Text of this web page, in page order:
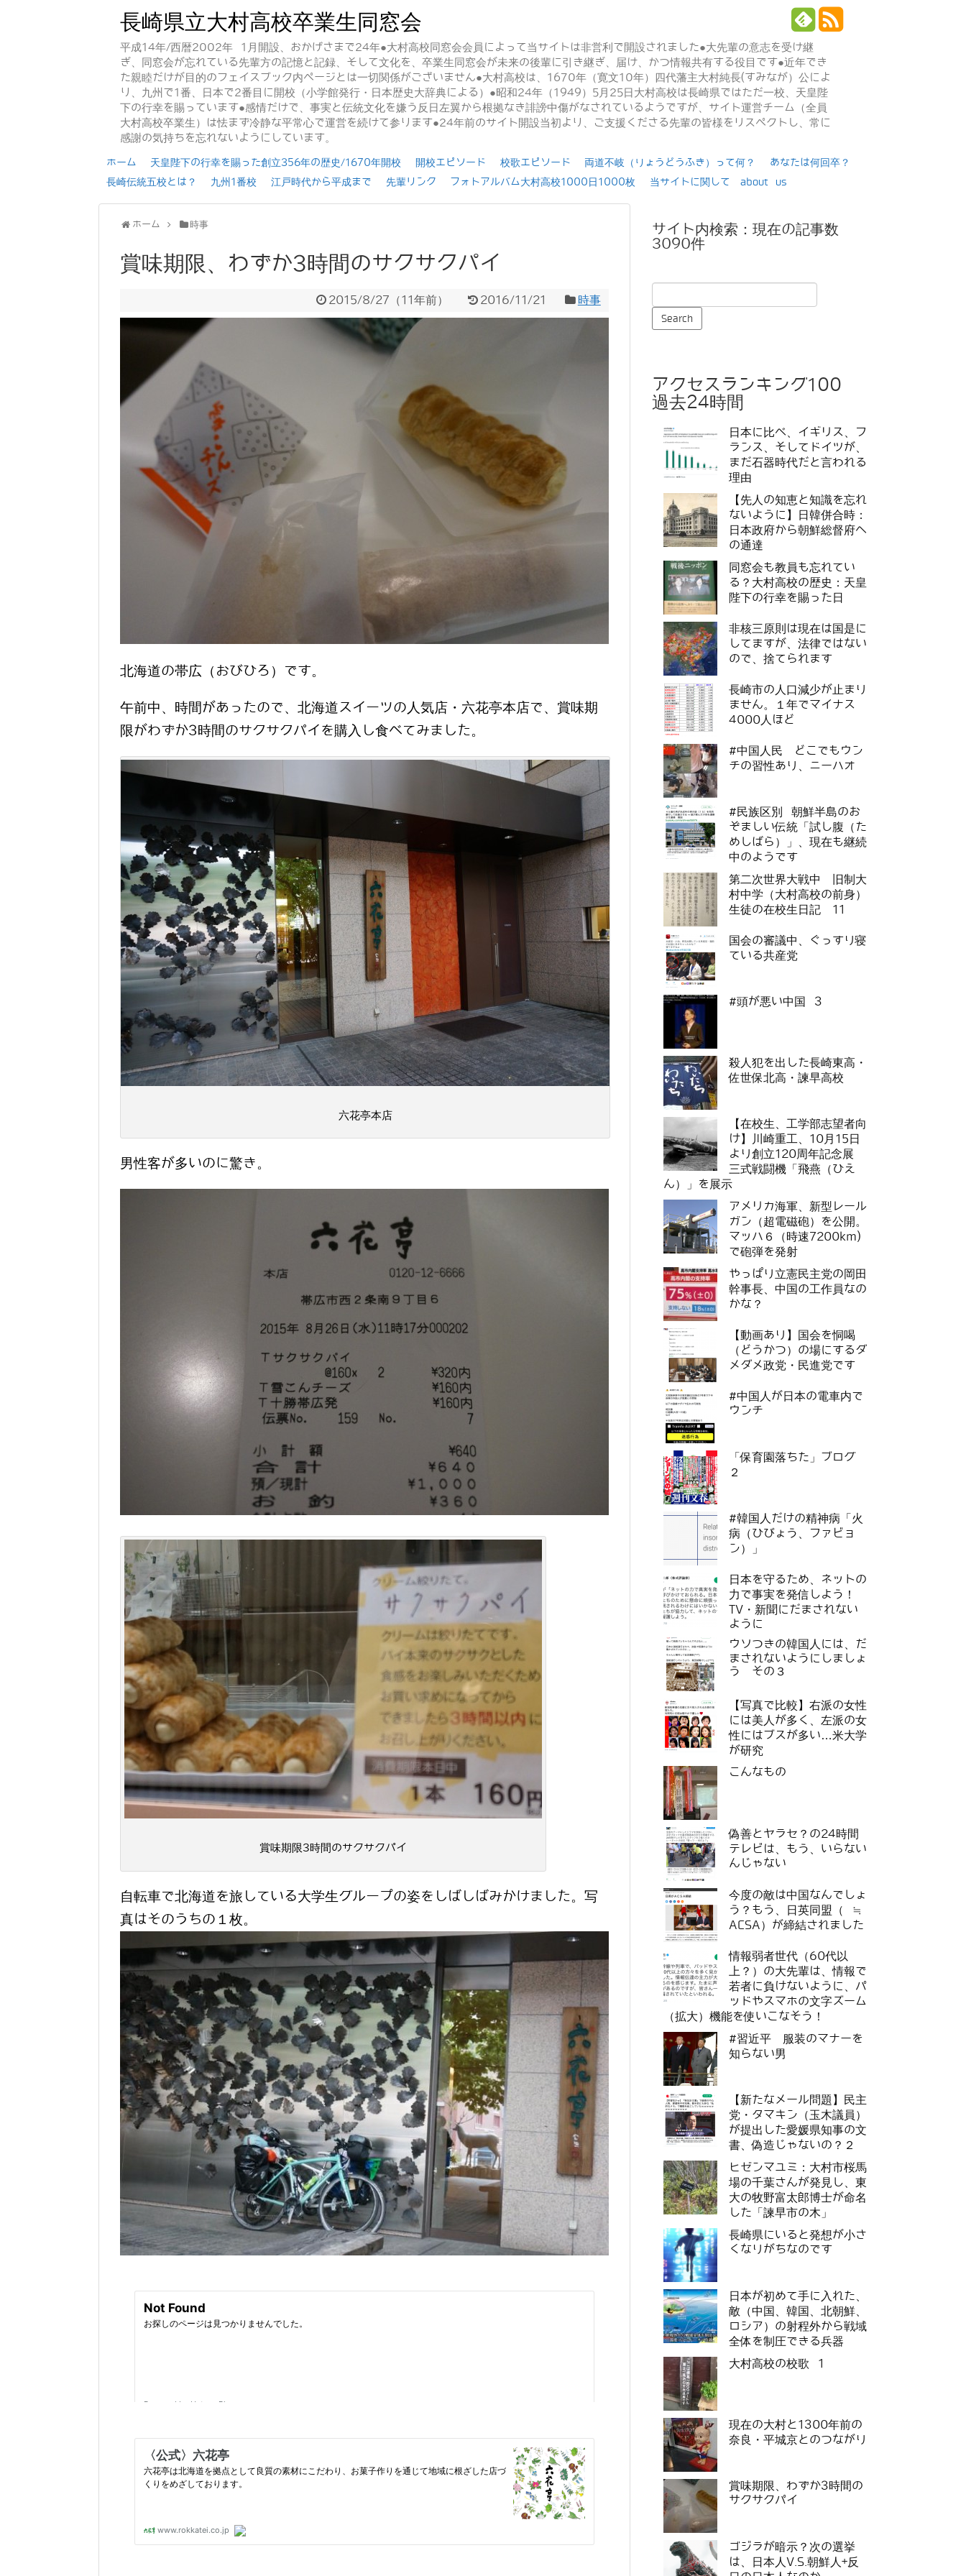
長崎県立大村高校卒業生同窓会
平成14年/西暦2002年 1月開設、おかげさまで24年●大村高校同窓会会員によって当サイトは非営利で開設されました●大先輩の意志を受け継
ぎ、同窓会が忘れている先輩方の記憶と記録、そして文化を、卒業生同窓会が未来の後輩に引き継ぎ、届け、かつ情報共有する役目です●近年でき
た親睦だけが目的のフェイスブック内ページとは一切関係がございません●大村高校は、1670年（寛文10年）四代藩主大村純長(すみなが）公によ
り、九州で1番、日本で2番目に開校（小学館発行・日本歴史大辞典による）●昭和24年（1949）5月25日大村高校は長崎県ではただ一校、天皇陛
下の行幸を賜っています●感情だけで、事実と伝統文化を嫌う反日左翼から根拠なき誹謗中傷がなされているようですが、サイト運営チーム（全員
大村高校卒業生）は怯まず冷静な平常心で運営を続けて参ります●24年前のサイト開設当初より、ご支援くださる先輩の皆様をリスペクトし、常に
感謝の気持ちを忘れないようにしています。
ホーム 天皇陛下の行幸を賜った創立356年の歴史/1670年開校 開校エピソード 校歌エピソード 両道不岐（りょうどうふき）って何？
あなたは何回卒？
長崎伝統五校とは？
九州1番校 江戸時代から平成まで 先輩リンク フォトアルバム大村高校1000日1000枚 当サイトに関して about us
ホーム 時事
賞味期限、わずか3時間のサクサクパイ
2015/8/27 （11年前） 2016/11/21 時事
北海道の帯広（おびひろ）です。
午前中、時間があったので、北海道スイーツの人気店・六花亭本店で、賞味期
限がわずか3時間のサクサクパイを購入し食べてみました。
六花亭本店
男性客が多いのに驚き。
賞味期限3時間のサクサクパイ
自転車で北海道を旅している大学生グループの姿をしばしばみかけました。写
真はそのうちの１枚。
サイト内検索：現在の記事数
3090件
アクセスランキング100
過去24時間
日本に比べ、イギリス、フ
ランス、そしてドイツが、
まだ石器時代だと言われる
理由
【先人の知恵と知識を忘れ
ないように】日韓併合時：
日本政府から朝鮮総督府へ
の通達
同窓会も教員も忘れてい
る？大村高校の歴史：天皇
陛下の行幸を賜った日
非核三原則は現在は国是に
してますが、法律ではない
ので、捨てられます
長崎市の人口減少が止まり
ません。１年でマイナス
4000人ほど
#中国人民 どこでもウン
チの習性あり、ニーハオ
#民族区別 朝鮮半島のお
ぞましい伝統「試し腹（た
めしばら）」、現在も継続
中のようです
第二次世界大戦中 旧制大
村中学（大村高校の前身）
生徒の在校生日記 11
国会の審議中、ぐっすり寝
ている共産党
#頭が悪い中国 3
殺人犯を出した長崎東高・
佐世保北高・諫早高校
【在校生、工学部志望者向
け】川崎重工、10月15日
より創立120周年記念展
三式戦闘機「飛燕（ひえ
ん）」を展示
アメリカ海軍、新型レール
ガン（超電磁砲）を公開。
マッハ６（時速7200km)
で砲弾を発射
やっぱり立憲民主党の岡田
幹事長、中国の工作員なの
かな？
【動画あり】国会を恫喝
（どうかつ）の場にするダ
メダメ政党・民進党です
#中国人が日本の電車内で
ウンチ
「保育園落ちた」ブログ
２
#韓国人だけの精神病「火
病（ひびょう、ファビョ
ン）」
日本を守るため、ネットの
力で事実を発信しよう！
TV・新聞にだまされない
ように
ウソつきの韓国人には、だ
まされないようにしましょ
う その３
【写真で比較】右派の女性
には美人が多く、左派の女
性にはブスが多い…米大学
が研究
こんなもの
偽善とヤラセ？の24時間
テレビは、もう、いらない
んじゃない
今度の敵は中国なんでしょ
う？もう、日英同盟（ ≒
ACSA）が締結されました
情報弱者世代（60代以
上？）の大先輩は、情報で
若者に負けないように、パ
ッドやスマホの文字ズーム
（拡大）機能を使いこなそう！
#習近平 服装のマナーを
知らない男
【新たなメール問題】民主
党・タマキン（玉木議員）
が提出した愛媛県知事の文
書、偽造じゃないの？２
ヒゼンマユミ：大村市桜馬
場の千葉さんが発見し、東
大の牧野富太郎博士が命名
した「諫早市の木」
長崎県にいると発想が小さ
くなりがちなのです
日本が初めて手に入れた、
敵（中国、韓国、北朝鮮、
ロシア）の射程外から戦域
全体を制圧できる兵器
大村高校の校歌 1
現在の大村と1300年前の
奈良・平城京とのつながり
賞味期限、わずか3時間の
サクサクパイ
ゴジラが暗示？次の選挙
は、日本人V.S.朝鮮人+反